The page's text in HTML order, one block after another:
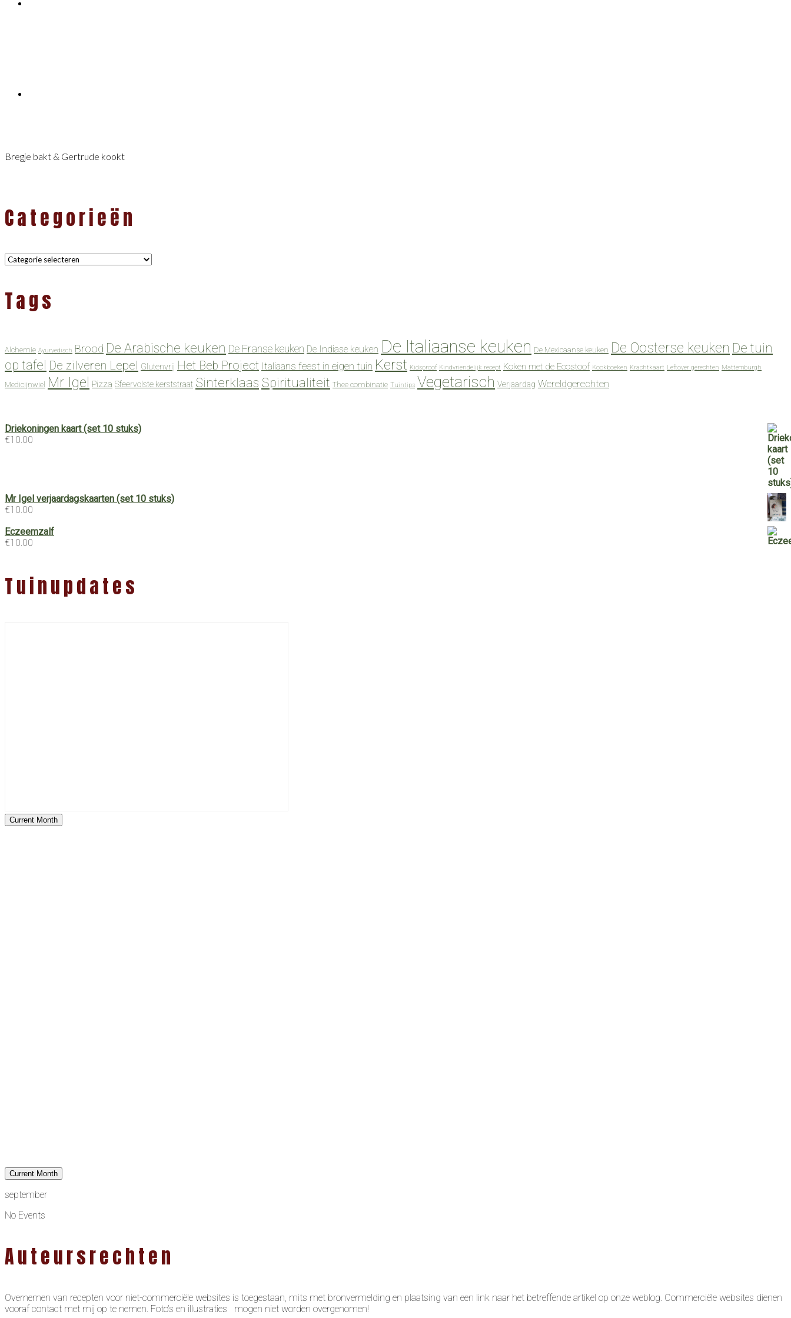
Bregje bakt & Gertrude kookt
Categorieën
Categorieën
Tags
Alchemie Ayurvedisch Brood De Arabische keuken De Franse keuken De Indiase keuken De Italiaanse keuken De Mexicaanse keuken De Oosterse keuken De tuin
op tafel De zilveren Lepel Glutenvrij Het Beb Project Italiaans feest in eigen tuin Kerst Kidsproof Kindvriendelijk recept Koken met de Ecostoof Kookboeken Krachtkaart Leftover gerechten Mattemburgh
Medicijnwiel Mr Igel Pizza Sfeervolste kerststraat Sinterklaas Spiritualiteit Thee combinatie Tuintips Vegetarisch Verjaardag Wereldgerechten
Driekoningen kaart (set 10 stuks)
€10.00
Mr Igel verjaardagskaarten (set 10 stuks)
€10.00
Eczeemzalf
€10.00
Tuinupdates
Current Month
Current Month
september
No Events
Auteursrechten
Overnemen van recepten voor niet-commerciële websites is toegestaan, mits met bronvermelding en plaatsing van een link naar het betreffende artikel op onze weblog. Commerciële websites dienen
vooraf contact met mij op te nemen. Foto’s en illustraties mogen niet worden overgenomen!